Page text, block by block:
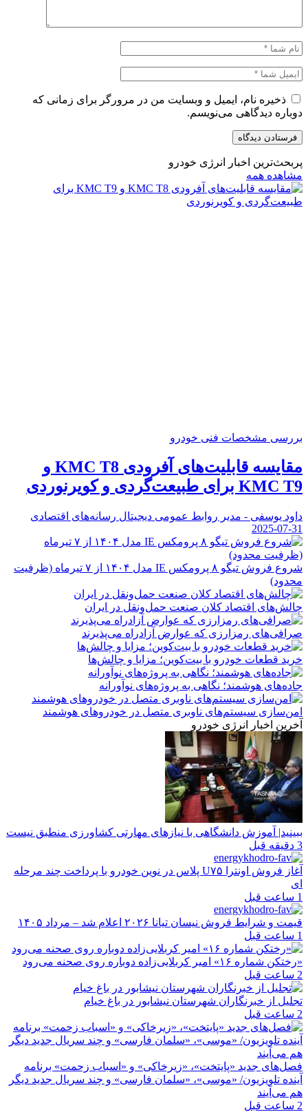
ذخیره نام، ایمیل و وبسایت من در مرورگر برای زمانی که
دوباره دیدگاهی می‌نویسم.
پربحث‌ترین اخبار انرژی خودرو
مشاهده همه
بررسی مشخصات فنی خودرو
مقایسه قابلیت‌های آفرودی KMC T8 و
KMC T9 برای طبیعت‌گردی و کویرنوردی
داود یوسفی - مدیر روابط عمومی دیجیتال رسانه‌های اقتصادی
2025-07-31
شروع فروش تیگو ۸ پرومکس IE مدل ۱۴۰۴ از ۷ تیرماه (ظرفیت
محدود)
چالش‌های اقتصاد کلان صنعت حمل‌ونقل در ایران
صرافی‌های رمزارزی که عوارض آزادراه می‌پذیرند
خرید قطعات خودرو با بیت‌کوین؛ مزایا و چالش‌ها
جاده‌های هوشمند؛ نگاهی به پروژه‌های نوآورانه
امن‌سازی سیستم‌های ناوبری متصل در خودروهای هوشمند
آخرین اخبار انرژی خودرو
ببینید| آموزش دانشگاهی با نیازهای مهارتی کشاورزی منطبق نیست
3 دقیقه قبل
آغاز فروش اونترا U۷۵ پلاس در نوین خودرو با پرداخت چند مرحله
ای
1 ساعت قبل
قیمت و شرایط فروش نیسان تیانا ۲۰۲۶ اعلام شد – مرداد ۱۴۰۵
1 ساعت قبل
«رختکن شماره ۱۶» امیر کربلایی‌زاده دوباره روی صحنه می‌رود
2 ساعت قبل
تجلیل از خبرنگاران شهرستان نیشابور در باغ خیام
2 ساعت قبل
فصل‌های جدید «پایتخت»، «زیرخاکی» و «اسباب زحمت» برنامه
آینده تلویزیون/ «موسی»، «سلمان فارسی» و چند سریال جدید دیگر
هم می‌آیند
2 ساعت قبل